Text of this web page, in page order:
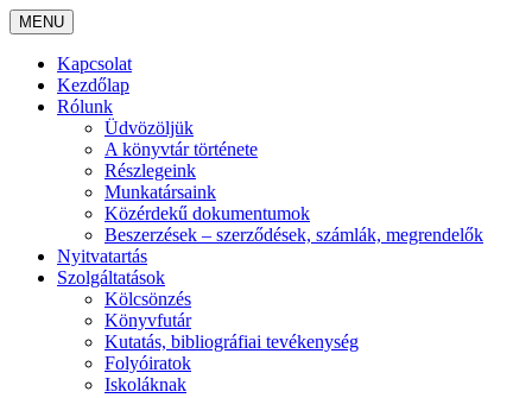
MENU
Kapcsolat
Kezdőlap
Rólunk
Üdvözöljük
A könyvtár története
Részlegeink
Munkatársaink
Közérdekű dokumentumok
Beszerzések – szerződések, számlák, megrendelők
Nyitvatartás
Szolgáltatások
Kölcsönzés
Könyvfutár
Kutatás, bibliográfiai tevékenység
Folyóiratok
Iskoláknak